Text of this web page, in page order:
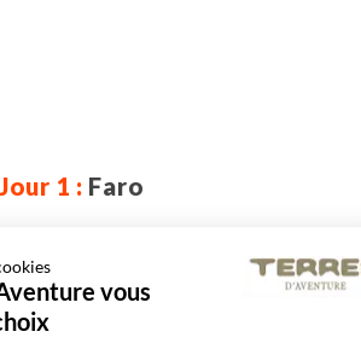
vous
Faro
Arrivée à votre hébergement au centre-
temps d'arpenter la vieille ville intra-
marina.